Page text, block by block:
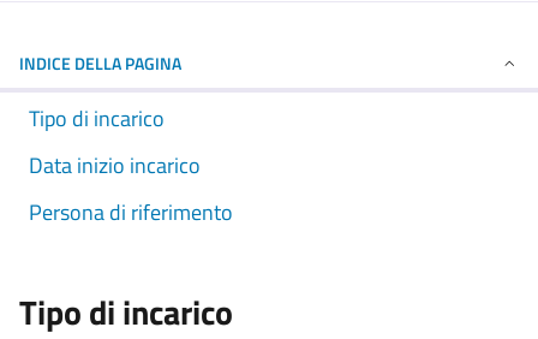
INDICE DELLA PAGINA
Tipo di incarico
Data inizio incarico
Persona di riferimento
Tipo di incarico